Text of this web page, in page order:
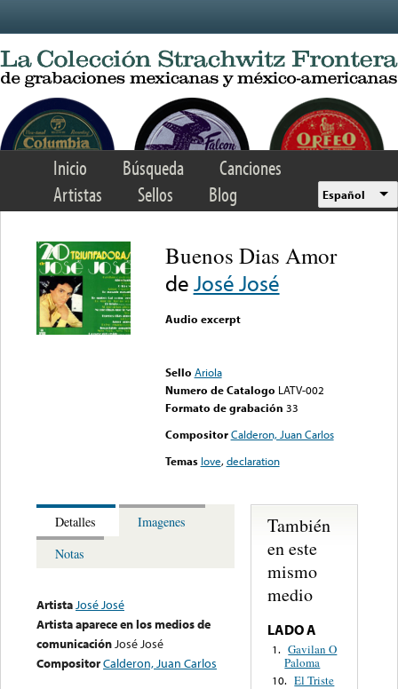
Inicio Búsqueda
Canciones
Artistas
Sellos Blog Español
Buenos Dias Amor
deJosé José
Audio excerpt
Sello Ariola
Numero de Catalogo LATV-002
Formato de grabación 33
Compositor Calderon, Juan Carlos
Temas love,declaration
Detalles
Imagenes
Notas
ArtistaJosé José
Artista aparece en los medios de
comunicaciónJosé José
CompositorCalderon, Juan Carlos
También
en este
mismo
medio
LADO A
1. Gavilan O
Paloma
10. El Triste